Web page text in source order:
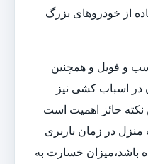
از خودروهای بزرگ
و فویل و همچنین
در اسباب کشی نیز
نکته حائز اهمیت است
در زمان باربری
باشد،میزان خسارت به